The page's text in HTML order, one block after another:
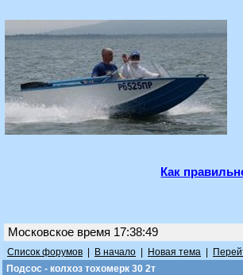
Как
Московское время 17:38:49
Список форумов В начало Новая тема
Подсос - колхоз тохомерк 30 2т